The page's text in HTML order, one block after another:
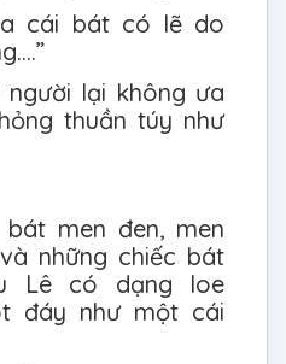
cái bát có lẽ do
người lại không ưa
thuần túy như
bát men đen, men
những chiếc bát
Lê có dạng loe
đáy như một cái